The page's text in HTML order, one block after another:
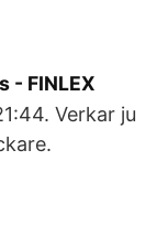
- FINLEX
Verkar ju